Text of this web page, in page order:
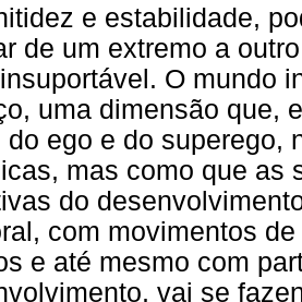
e estabilidade,
de um extremo a
O mundo
uma dimensão que,
do ego e do superego,
mas como que as
do
com movimentos
e até mesmo com
vai se